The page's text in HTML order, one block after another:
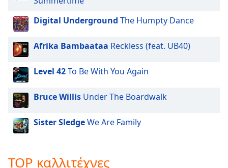
dialog
window.
Escape
cancel
and
close
Text
Digital Underground The Humpty Dance
Afrika Bambaataa Reckless (feat. UB40)
Level 42To Be With You Again
Bruce Willis Under The Boardwalk
Sister SledgeWe Are Family
TOP καλλιτέχνες